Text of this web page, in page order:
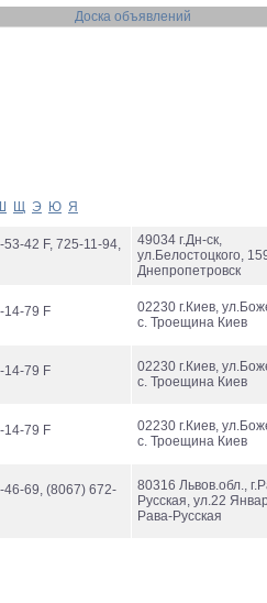
Доска объявлений
Щ Э Ю Я
42 F, 725-11-94,
49034 г.Дн-ск,
ул.Белостоцкого,
Днепропетровск
14-79 F
02230 г.Киев,
с. Троещина Киев
14-79 F
02230 г.Киев,
с. Троещина Киев
14-79 F
02230 г.Киев,
с. Троещина Киев
46-69, (8067) 672-
80316 Львов.обл.,
Русская, ул.22
Рава-Русская